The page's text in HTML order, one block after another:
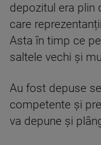
depozitul era plin
care
Asta în timp ce
saltele vechi și
Au fost depuse
competente și
va depune și